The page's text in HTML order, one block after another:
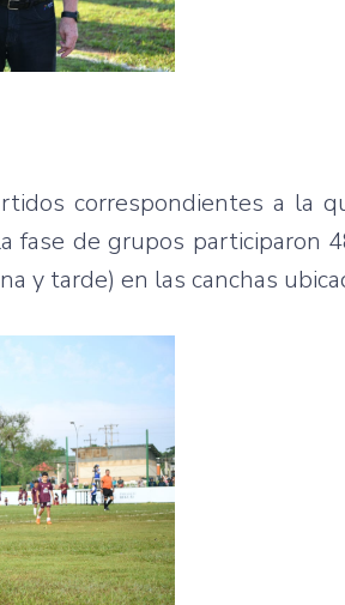
correspondientes a la
fase de grupos participaron
y tarde) en las canchas